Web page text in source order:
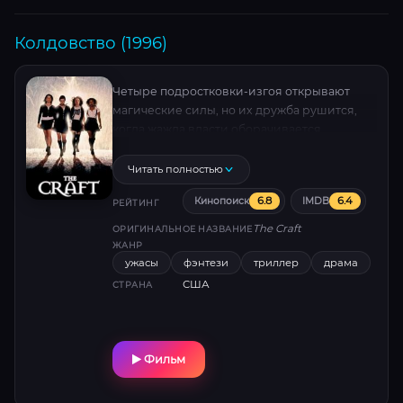
Колдовство (1996)
Четыре подростковки-изгоя открывают
магические силы, но их дружба рушится,
тёмной стороне волшебства и цене
амбиций.
Читать полностью
РЕЙТИНГ Кинопоиск 6.8 IMDB 6.4
ОРИГИНАЛЬНОЕ НАЗВАНИЕ The Craft
ЖАНР
ужасы фэнтези триллер драма
СТРАНА США
Фильм